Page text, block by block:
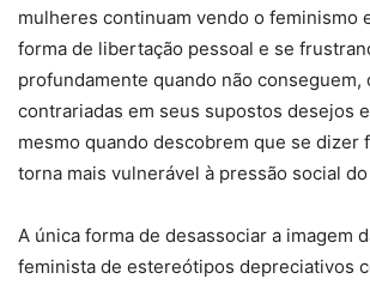
mulheres continuam vendo o feminismo
forma de libertação pessoal e se
profundamente quando não conseguem,
contrariadas em seus supostos desejos
mesmo quando descobrem que se dizer
torna mais vulnerável à pressão social
A única forma de desassociar a imagem
feminista de estereótipos depreciativos